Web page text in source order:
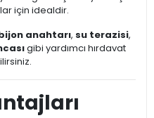
için idealdir.
anahtarı, su terazisi,
gibi yardımcı hırdavat